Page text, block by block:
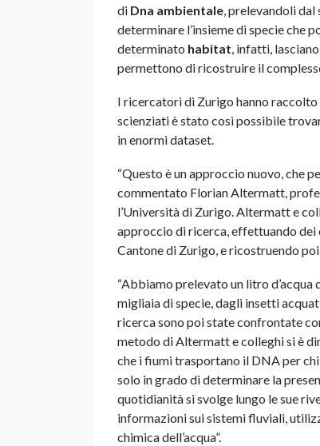
di Dna ambientale, prelevandoli dal
determinare l’insieme di specie che
determinato habitat, infatti,
permettono di ricostruire il
I ricercatori di Zurigo hanno
scienziati è stato così possibile
in enormi dataset.
“Questo è un approccio nuovo, che
commentato Florian Altermatt,
l’Università di Zurigo. Altermatt e
approccio di ricerca, effettuando
Cantone di Zurigo, e ricostruendo
“Abbiamo prelevato un litro
migliaia di specie, dagli insetti
ricerca sono poi state confrontate
metodo di Altermatt e colleghi si è
che i fiumi trasportano il DNA per
solo in grado di determinare la
quotidianità si svolge lungo le sue
informazioni sui sistemi fluviali,
chimica dell’acqua”.